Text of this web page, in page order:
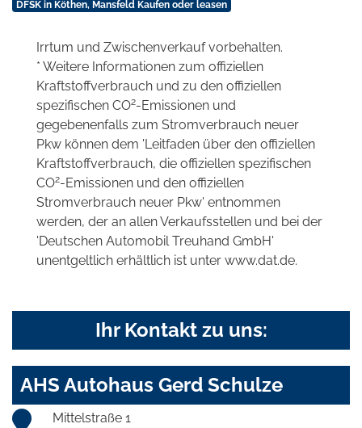
DFSK in Köthen, Mansfeld Kaufen oder leasen
Irrtum und Zwischenverkauf vorbehalten.
* Weitere Informationen zum offiziellen
Kraftstoffverbrauch und zu den offiziellen
spezifischen CO2-Emissionen und
gegebenenfalls zum Stromverbrauch neuer
Pkw können dem 'Leitfaden über den offiziellen
Kraftstoffverbrauch, die offiziellen spezifischen
CO2-Emissionen und den offiziellen
Stromverbrauch neuer Pkw' entnommen
werden, der an allen Verkaufsstellen und bei der
'Deutschen Automobil Treuhand GmbH'
unentgeltlich erhältlich ist unter www.dat.de.
Ihr Kontakt zu uns:
AHS Autohaus Gerd Schulze
Mittelstraße 1